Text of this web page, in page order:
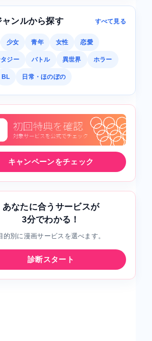
ャンルから探す すべて見る
少女 青年 女性 恋愛
ジー バトル 異世界 ホラー
BL 日常・ほのぼの
キャンペーンをチェック
あなたに合うサービスが
3分でわかる！
的別に漫画サービスを選べます。
診断スタート